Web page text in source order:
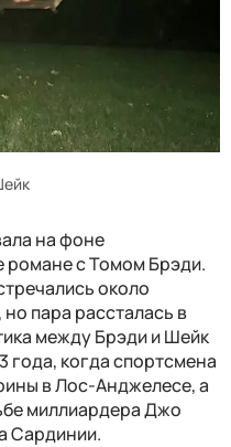
на фоне
с Томом Брэди.
около
пара рассталась в
между Брэди и Шейк
года, когда спортсмена
в Лос-Анджелесе, а
миллиардера Джо
Сардинии.